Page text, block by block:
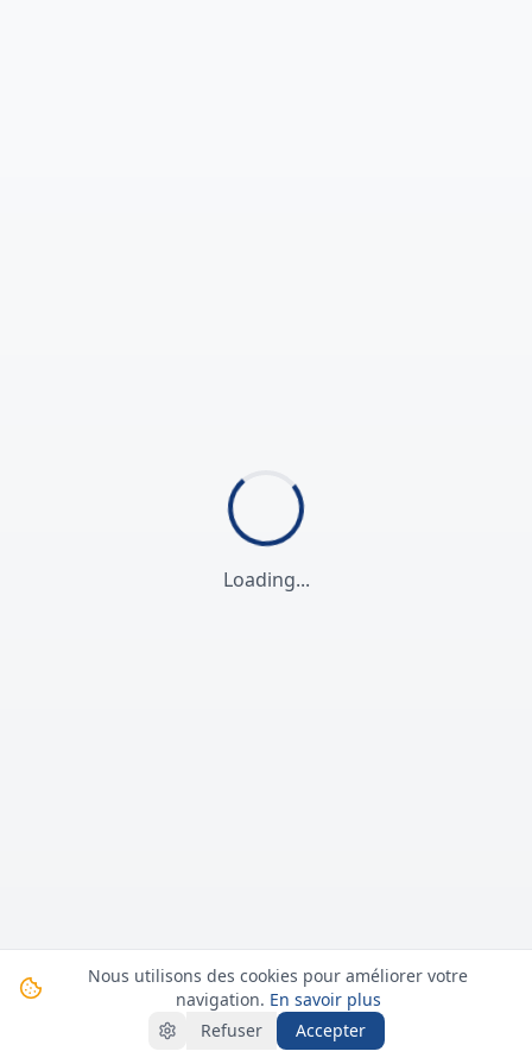
Loading...
Nous utilisons des cookies pour améliorer votre
navigation. En savoir plus
Refuser
Accepter